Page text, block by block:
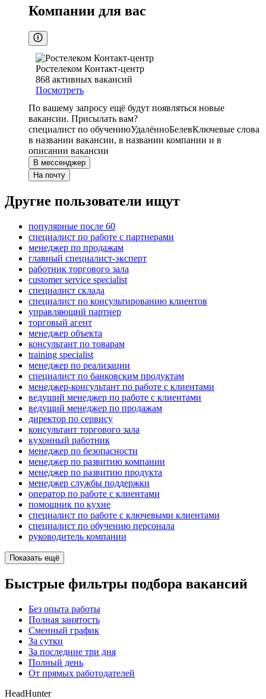
Компании для вас
Ростелеком Контакт-центр
868 активных вакансий
Посмотреть
По вашему запросу ещё будут появляться новые
вакансии. Присылать вам?
специалист по обучениюУдалённоБелевКлючевые слова
в названии вакансии, в названии компании и в
описании вакансии
В мессенджер
На почту
Другие пользователи ищут
популярные после 60
специалист по работе с партнерами
менеджер по продажам
главный специалист-эксперт
работник торгового зала
customer service specialist
специалист склада
специалист по консультированию клиентов
управляющий партнер
торговый агент
менеджер объекта
консультант по товарам
training specialist
менеджер по реализации
специалист по банковским продуктам
менеджер-консультант по работе с клиентами
ведущий менеджер по работе с клиентами
ведущий менеджер по продажам
директор по сервису
консультант торгового зала
кухонный работник
менеджер по безопасности
менеджер по развитию компании
менеджер по развитию продукта
менеджер службы поддержки
оператор по работе с клиентами
помощник по кухне
специалист по работе с ключевыми клиентами
специалист по обучению персонала
руководитель компании
Показать ещё
Быстрые фильтры подбора вакансий
Без опыта работы
Полная занятость
Сменный график
За сутки
За последние три дня
Полный день
От прямых работодателей
HeadHunter